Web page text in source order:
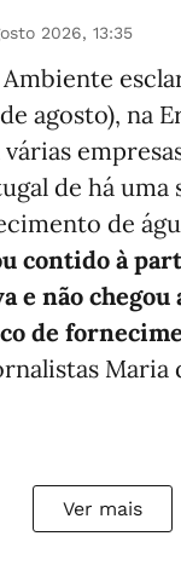
2026, 13:35
agosto), na
de há uma
de
contido à
e não chegou
de
Maria
Ver mais